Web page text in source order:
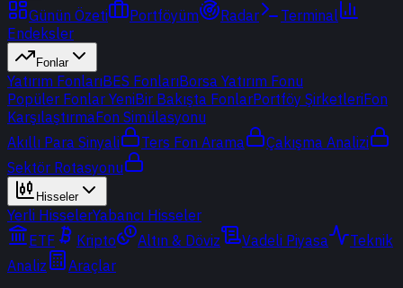
Günün Özeti Portföyüm Radar
Terminal
Endeksler
Fonlar
Yatırım FonlarıBES FonlarıBorsa Yatırım Fonu
Popüler Fonlar YeniBir Bakışta FonlarPortföy ŞirketleriFon
KarşılaştırmaFon Simülasyonu
Akıllı Para Sinyali
Ters Fon Arama
Çakışma Analizi
Sektör Rotasyonu
Hisseler
Yerli HisselerYabancı Hisseler
ETF
Kripto Altın & Döviz Vadeli Piyasa
Teknik
Analiz
Araçlar